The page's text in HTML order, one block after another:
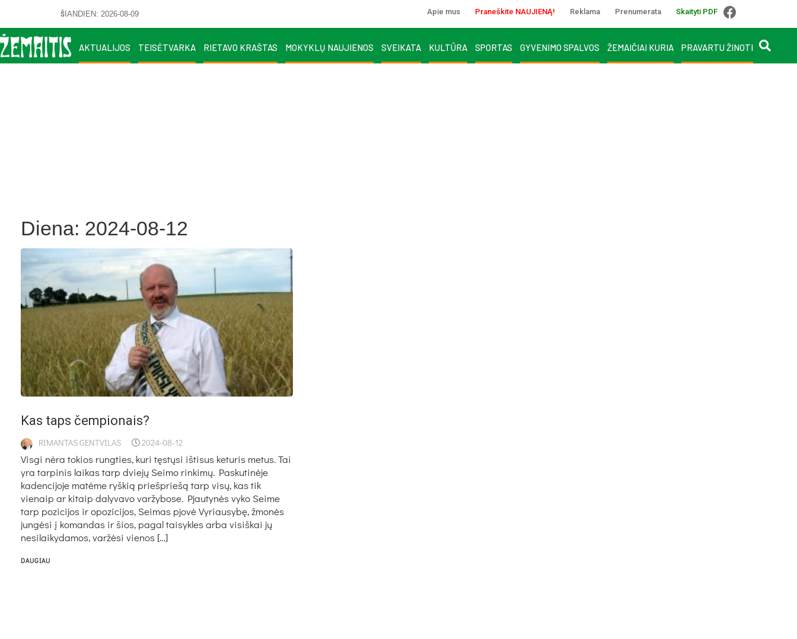
ŠIANDIEN: 2026-08-09 Apie mus Praneškite NAUJIENĄ! Reklama Prenumerata Skaityti PDF
AKTUALIJOS TEISĖTVARKA RIETAVO KRAŠTAS MOKYKLŲ NAUJIENOS SVEIKATA KULTŪRA SPORTAS GYVENIMO SPALVOS ŽEMAIČIAI KURIA PRAVARTU ŽINOTI
Diena: 2024-08-12
Kas taps čempionais?
RIMANTAS GENTVILAS 2024-08-12
Visgi nėra tokios rungties, kuri tęstųsi ištisus keturis metus. Tai
yra tarpinis laikas tarp dviejų Seimo rinkimų. Paskutinėje
kadencijoje matėme ryškią priešpriešą tarp visų, kas tik
vienaip ar kitaip dalyvavo varžybose. Pjautynės vyko Seime
tarp pozicijos ir opozicijos, Seimas pjovė Vyriausybę, žmonės
jungėsi į komandas ir šios, pagal taisykles arba visiškai jų
nesilaikydamos, varžėsi vienos […]
DAUGIAU